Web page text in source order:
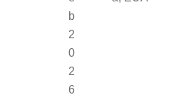
b
2
0
2
6